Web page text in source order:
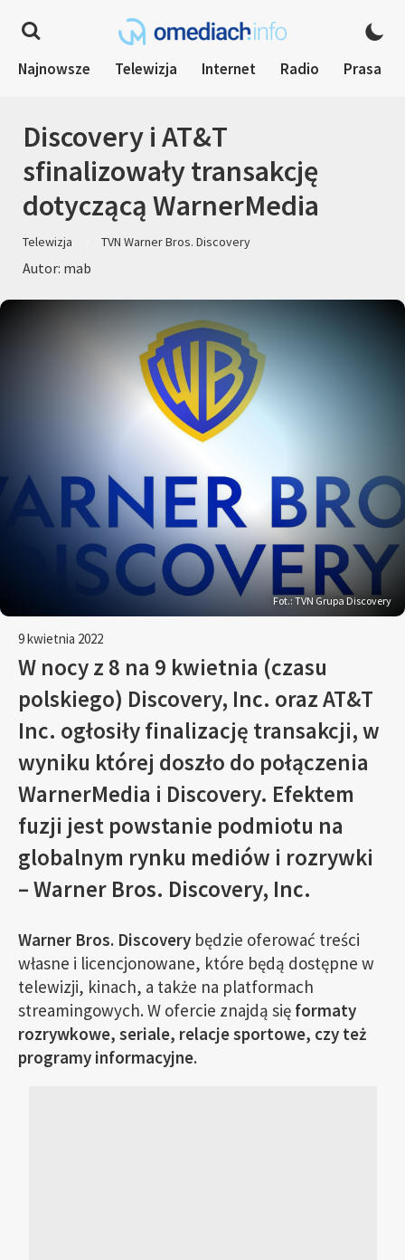
Najnowsze Telewizja Internet Radio Prasa
Discovery i AT&T
sfinalizowały transakcję
dotyczącą WarnerMedia
Telewizja TVN Warner Bros. Discovery
Autor: mab
Fot.: TVN Grupa Discovery
9 kwietnia 2022
W nocy z 8 na 9 kwietnia (czasu
polskiego) Discovery, Inc. oraz AT&T
Inc. ogłosiły finalizację transakcji, w
wyniku której doszło do połączenia
WarnerMedia i Discovery. Efektem
fuzji jest powstanie podmiotu na
globalnym rynku mediów i rozrywki
– Warner Bros. Discovery, Inc.
Warner Bros. Discovery będzie oferować treści
własne i licencjonowane, które będą dostępne w
telewizji, kinach, a także na platformach
streamingowych. W ofercie znajdą się formaty
rozrywkowe, seriale, relacje sportowe, czy też
programy informacyjne.